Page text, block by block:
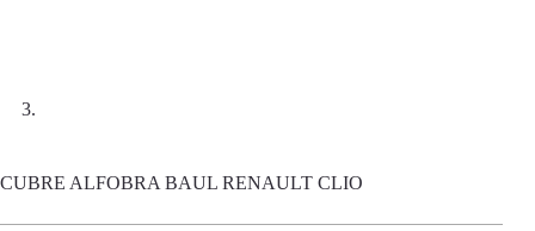
CUBRE ALFOBRA BAUL RENAULT CLIO